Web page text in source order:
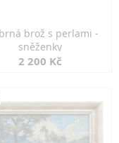
brož s perlami -
sněženky
2 200 Kč